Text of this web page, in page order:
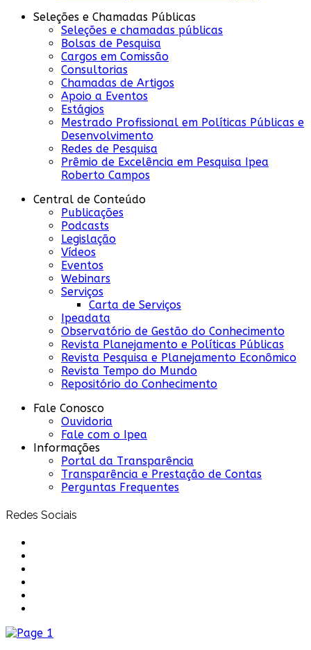
Seleções e Chamadas Públicas
Seleções e chamadas públicas
Bolsas de Pesquisa
Cargos em Comissão
Consultorias
Chamadas de Artigos
Apoio a Eventos
Estágios
Mestrado Profissional em Políticas Públicas e
Desenvolvimento
Redes de Pesquisa
Prêmio de Excelência em Pesquisa Ipea
Roberto Campos
Central de Conteúdo
Publicações
Podcasts
Legislação
Vídeos
Eventos
Webinars
Serviços
Carta de Serviços
Ipeadata
Observatório de Gestão do Conhecimento
Revista Planejamento e Políticas Públicas
Revista Pesquisa e Planejamento Econômico
Revista Tempo do Mundo
Repositório do Conhecimento
Fale Conosco
Ouvidoria
Fale com o Ipea
Informações
Portal da Transparência
Transparência e Prestação de Contas
Perguntas Frequentes
Redes Sociais